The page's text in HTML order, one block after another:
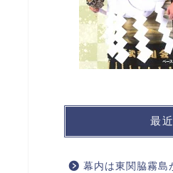
最
幕内は東関脇霧島